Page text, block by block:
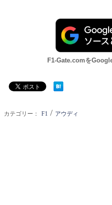
F1-Gate.comを
カテゴリー： F1 / アウディ